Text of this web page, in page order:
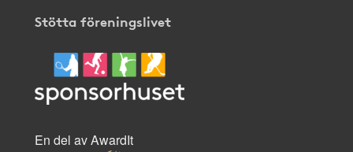
Stötta föreningslivet
En del av AwardIt